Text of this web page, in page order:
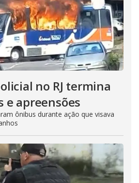
no RJ termina
e apreensões
ônibus durante ação que visava